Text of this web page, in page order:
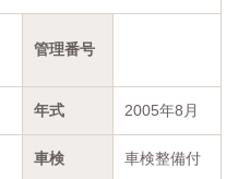
管理番号
年式 2005年8月
車検 車検整備付